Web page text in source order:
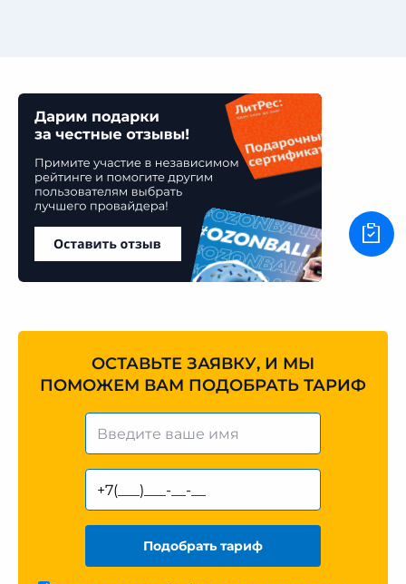
ОСТАВЬТЕ ЗАЯВКУ, И МЫ
ПОМОЖЕМ ВАМ ПОДОБРАТЬ ТАРИФ
Подобрать тариф